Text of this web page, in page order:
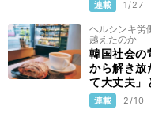
連載 1/27
ヘルシンキ
越えたのか
韓国社会の
から解き
て大丈夫」
連載 2/10